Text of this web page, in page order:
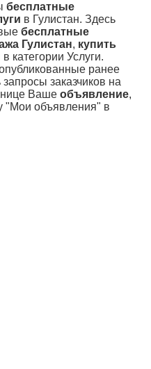
бесплатные
в Гулистан. Здесь
бесплатные
Гулистан, купить
в категории Услуги.
ранее
заказчиков на
Ваше объявление,
"Мои объявления" в